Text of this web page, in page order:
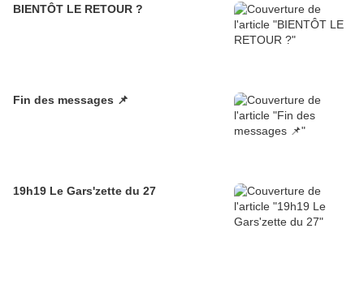
BIENTÔT LE RETOUR ?
Fin des messages 📌
19h19 Le Gars'zette du 27